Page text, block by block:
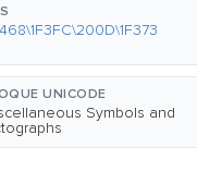
UNICODE
Symbols and